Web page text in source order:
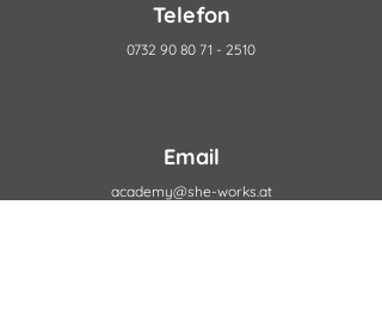
Telefon
0732 90 80 71 - 2510
Email
academy@she-works.at